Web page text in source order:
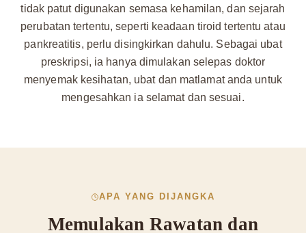
tidak patut digunakan semasa kehamilan, dan sejarah
perubatan tertentu, seperti keadaan tiroid tertentu atau
pankreatitis, perlu disingkirkan dahulu. Sebagai ubat
preskripsi, ia hanya dimulakan selepas doktor
menyemak kesihatan, ubat dan matlamat anda untuk
mengesahkan ia selamat dan sesuai.
APA YANG DIJANGKA
Memulakan Rawatan dan